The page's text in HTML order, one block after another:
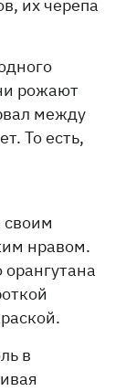
их черепа
рожают
между
То есть,
своим
нравом.
в